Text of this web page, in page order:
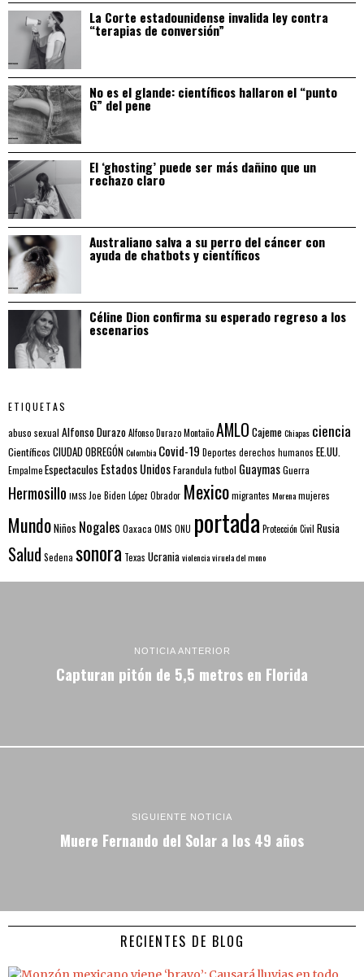
La Corte estadounidense invalida ley contra
“terapias de conversión”
No es el glande: científicos hallaron el “punto
G” del pene
El ‘ghosting’ puede ser más dañino que un
rechazo claro
Australiano salva a su perro del cáncer con
ayuda de chatbots y científicos
Céline Dion confirma su esperado regreso a los
escenarios
ETIQUETAS
abuso sexual Alfonso DurazoAlfonso Durazo MontañoAMLO CajemeChiapas ciencia
Científicos CIUDAD OBREGÓNColombia Covid-19 Deportes derechos humanos EE.UU.
EmpalmeEspectaculos Estados UnidosFarandulafutbol GuaymasGuerra
Hermosillo IMSS Joe Biden López Obrador Mexicomigrantes Morenamujeres
MundoNiños Nogales Oaxaca OMS ONU portada Protección Civil Rusia
Salud Sedena sonora Texas Ucraniaviolenciaviruela del mono
NOTICIA ANTERIOR
Capturan pitón de 5,5 metros en Florida
SIGUIENTE NOTICIA
Muere Fernando del Solar a los 49 años
RECIENTES DE BLOG